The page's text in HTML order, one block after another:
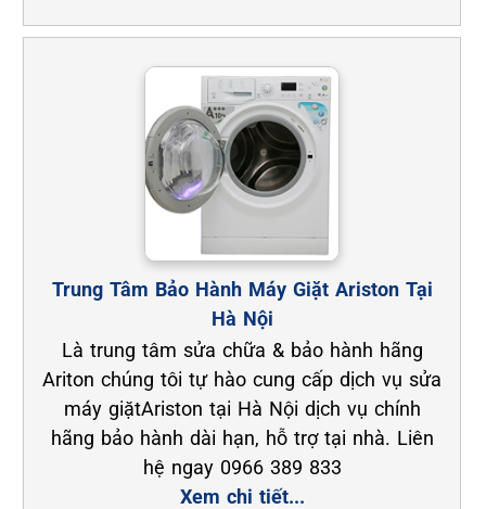
Trung Tâm Bảo Hành Máy Giặt Ariston Tại
Hà Nội
Là trung tâm sửa chữa & bảo hành hãng
Ariton chúng tôi tự hào cung cấp dịch vụ sửa
máy giặtAriston tại Hà Nội dịch vụ chính
hãng bảo hành dài hạn, hỗ trợ tại nhà. Liên
hệ ngay 0966 389 833
Xem chi tiết...